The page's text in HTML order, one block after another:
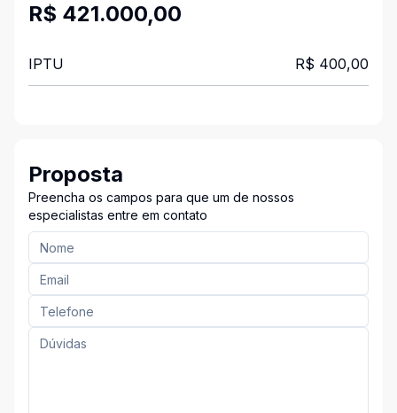
R$ 421.000,00
IPTU R$ 400,00
Proposta
Preencha os campos para que um de nossos
especialistas entre em contato